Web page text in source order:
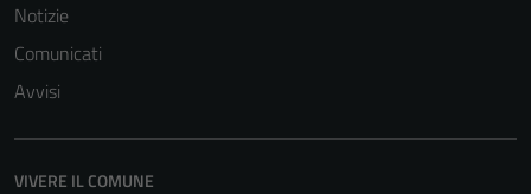
Notizie
Comunicati
Avvisi
VIVERE IL COMUNE